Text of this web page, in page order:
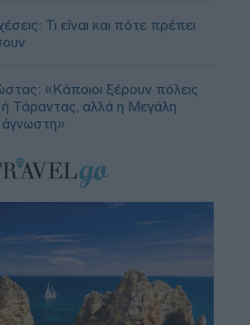
Τι είναι και πότε πρέπει
«Κάποιοι ξέρουν πόλεις
Τάραντας, αλλά η Μεγάλη